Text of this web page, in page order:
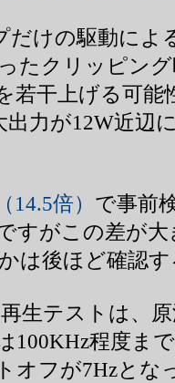
だけの駆動に
たクリッピン
干上げる可能
出力が12W近
（14.5倍） で事前
すがこの差が
は後ほど確認
生テストは、
100KHz程度
オフが7Hzと